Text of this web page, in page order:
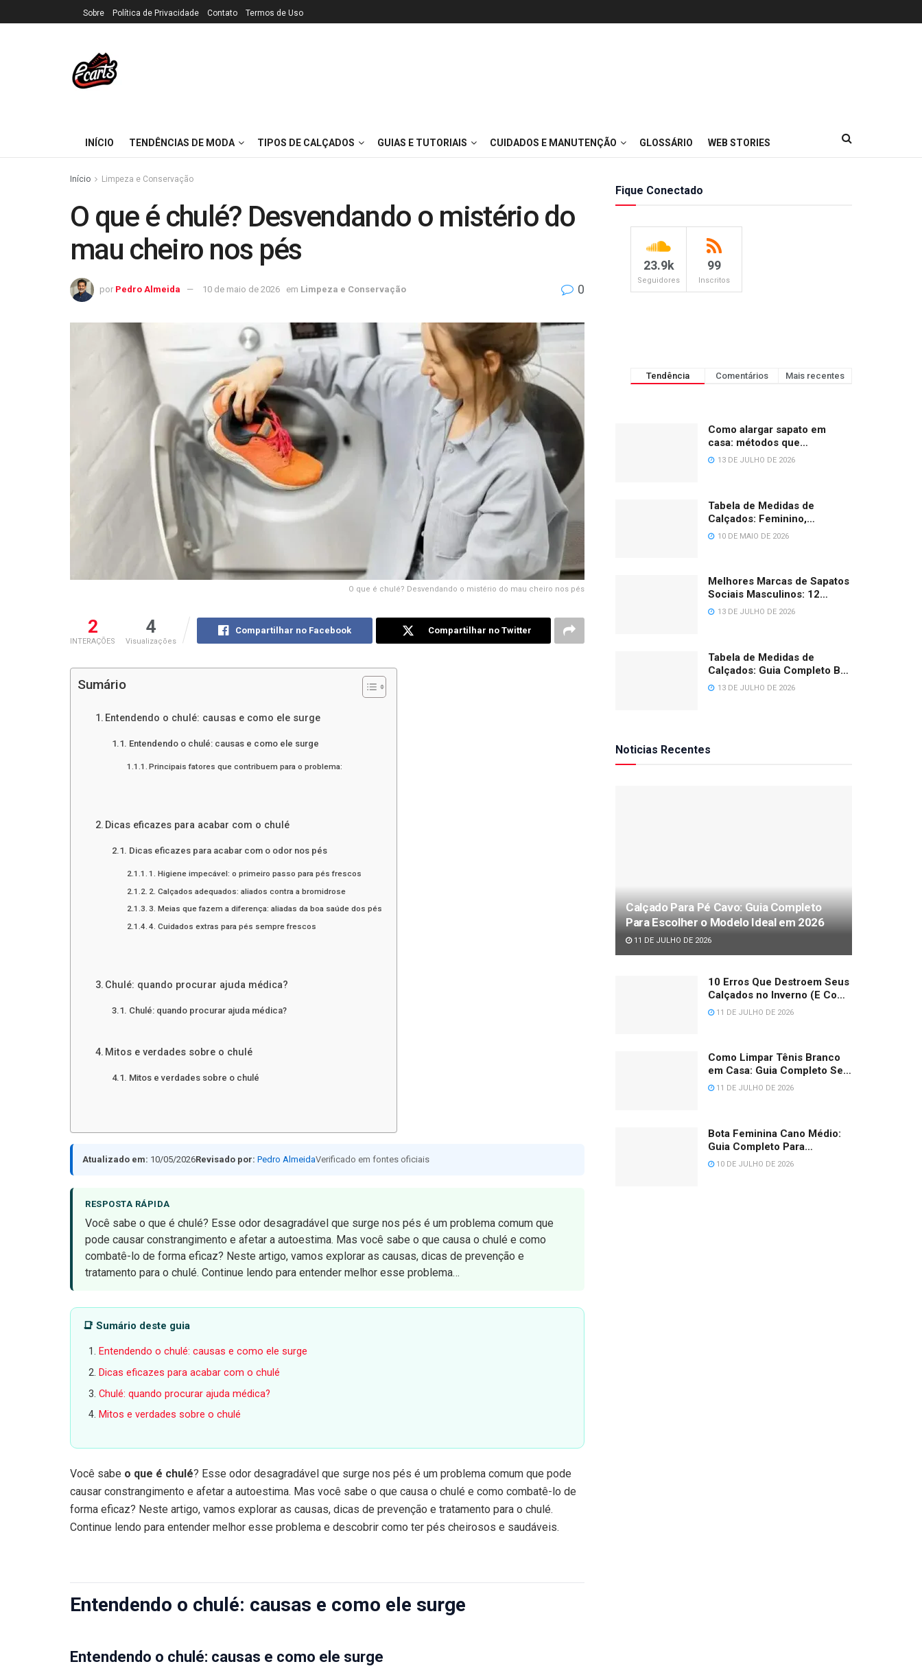
Sobre Política de Privacidade Contato Termos de Uso
INÍCIO TENDÊNCIAS DE MODA TIPOS DE CALÇADOS GUIAS E TUTORIAIS CUIDADOS E MANUTENÇÃO GLOSSÁRIO WEB STORIES
Início Limpeza e Conservação
O que é chulé? Desvendando o mistério do
mau cheiro nos pés
por Pedro Almeida 10 de maio de 2026 em Limpeza e Conservação 0
O que é chulé? Desvendando o mistério do mau cheiro nos pés
2
INTERAÇÕES
4
Visualizações
Compartilhar no Facebook Compartilhar no Twitter
Sumário
Entendendo o chulé: causas e como ele surge
Entendendo o chulé: causas e como ele surge
Principais fatores que contribuem para o problema:
Dicas eficazes para acabar com o chulé
Dicas eficazes para acabar com o odor nos pés
1. Higiene impecável: o primeiro passo para pés frescos
2. Calçados adequados: aliados contra a bromidrose
3. Meias que fazem a diferença: aliadas da boa saúde dos pés
4. Cuidados extras para pés sempre frescos
Chulé: quando procurar ajuda médica?
Chulé: quando procurar ajuda médica?
Mitos e verdades sobre o chulé
Mitos e verdades sobre o chulé
Atualizado em: 10/05/2026Revisado por: Pedro AlmeidaVerificado em fontes oficiais
RESPOSTA RÁPIDA
Você sabe o que é chulé? Esse odor desagradável que surge nos pés é um problema comum que
pode causar constrangimento e afetar a autoestima. Mas você sabe o que causa o chulé e como
combatê-lo de forma eficaz? Neste artigo, vamos explorar as causas, dicas de prevenção e
tratamento para o chulé. Continue lendo para entender melhor esse problema…
📑 Sumário deste guia
Entendendo o chulé: causas e como ele surge
Dicas eficazes para acabar com o chulé
Chulé: quando procurar ajuda médica?
Mitos e verdades sobre o chulé
Você sabe o que é chulé? Esse odor desagradável que surge nos pés é um problema comum que pode
causar constrangimento e afetar a autoestima. Mas você sabe o que causa o chulé e como combatê-lo de
forma eficaz? Neste artigo, vamos explorar as causas, dicas de prevenção e tratamento para o chulé.
Continue lendo para entender melhor esse problema e descobrir como ter pés cheirosos e saudáveis.
Entendendo o chulé: causas e como ele surge
Entendendo o chulé: causas e como ele surge
Fique Conectado
23.9k
Seguidores
99
Inscritos
Tendência Comentários Mais recentes
Como alargar sapato em
casa: métodos que
funcionam de verdade
13 DE JULHO DE 2026
Tabela de Medidas de
Calçados: Feminino,
Masculino, Infantil e Bebê
10 DE MAIO DE 2026
Melhores Marcas de Sapatos
Sociais Masculinos: 12
Opções em 2026
13 DE JULHO DE 2026
Tabela de Medidas de
Calçados: Guia Completo BR,
EUA e Europa 2026
13 DE JULHO DE 2026
Noticias Recentes
Calçado Para Pé Cavo: Guia Completo
Para Escolher o Modelo Ideal em 2026
11 DE JULHO DE 2026
10 Erros Que Destroem Seus
Calçados no Inverno (E Como
Evitar Cada Um) 2026
11 DE JULHO DE 2026
Como Limpar Tênis Branco
em Casa: Guia Completo Sem
Amarelar (2026)
11 DE JULHO DE 2026
Bota Feminina Cano Médio:
Guia Completo Para
Escolher, Medir e Combinar
10 DE JULHO DE 2026